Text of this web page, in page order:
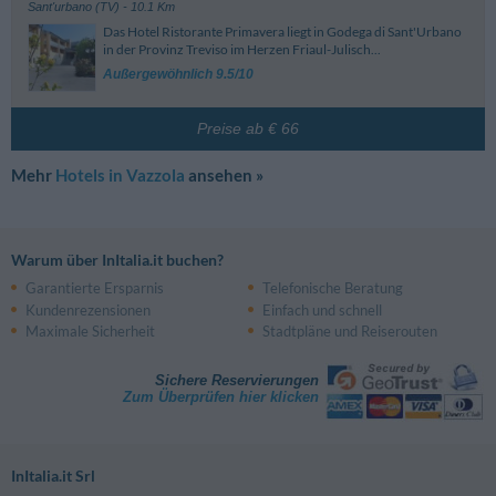
Sant'urbano (TV) - 10.1 Km
Das Hotel Ristorante Primavera liegt in Godega di Sant'Urbano
in der Provinz Treviso im Herzen Friaul-Julisch...
Außergewöhnlich 9.5/10
Preise ab € 66
Mehr Hotels in Vazzola ansehen »
Warum über InItalia.it buchen?
Garantierte Ersparnis
Telefonische Beratung
Kundenrezensionen
Einfach und schnell
Maximale Sicherheit
Stadtpläne und Reiserouten
Sichere Reservierungen
Zum Überprüfen hier klicken
InItalia.it Srl